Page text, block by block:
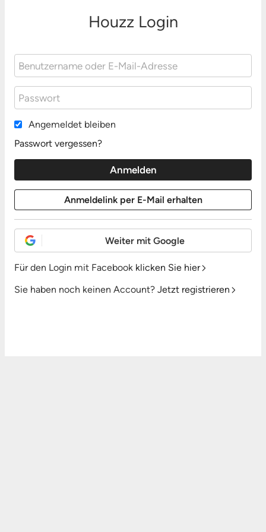
Houzz Login
Angemeldet bleiben
Passwort vergessen?
Weiter mit Google
Für den Login mit Facebook klicken Sie hier
Sie haben noch keinen Account? Jetzt registrieren